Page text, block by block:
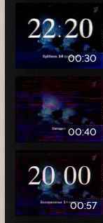
00:30
00:40
00:57